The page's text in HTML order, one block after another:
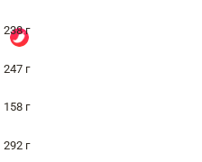
238 г
247 г
158 г
292 г